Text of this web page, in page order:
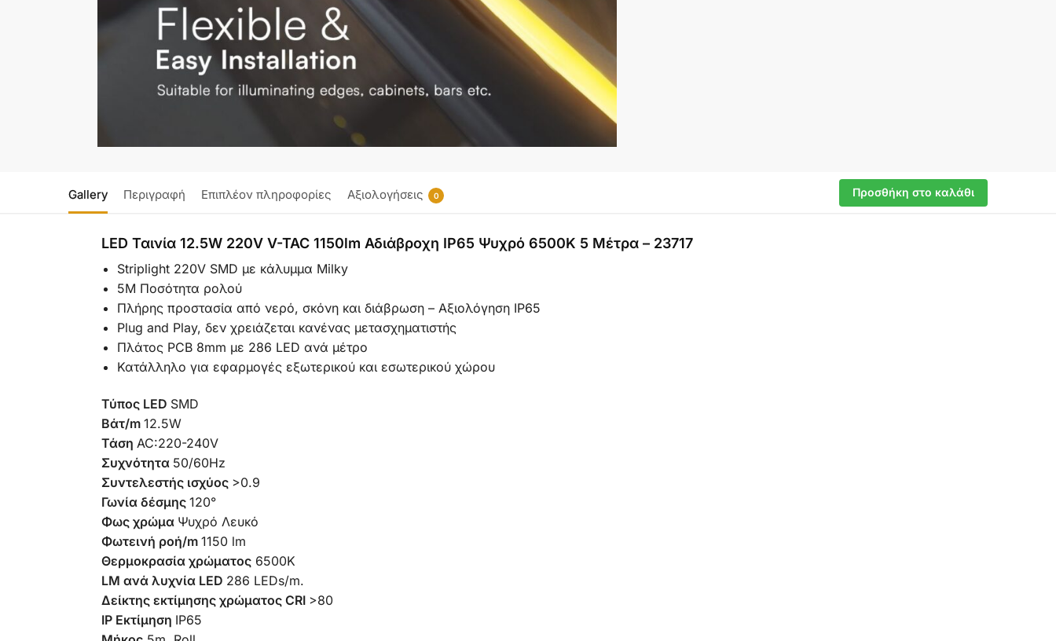
Gallery Περιγραφή Επιπλέον πληροφορίες Αξιολογήσεις 0 Προσθήκη στο καλάθι
LED Ταινία 12.5W 220V V-TAC 1150lm Αδιάβροχη IP65 Ψυχρό 6500K 5 Μέτρα – 23717
Striplight 220V SMD με κάλυμμα Milky
5M Ποσότητα ρολού
Πλήρης προστασία από νερό, σκόνη και διάβρωση – Αξιολόγηση IP65
Plug and Play, δεν χρειάζεται κανένας μετασχηματιστής
Πλάτος PCB 8mm με 286 LED ανά μέτρο
Κατάλληλο για εφαρμογές εξωτερικού και εσωτερικού χώρου
Τύπος LED SMD
Βάτ/m 12.5W
Τάση AC:220-240V
Συχνότητα 50/60Hz
Συντελεστής ισχύος >0.9
Γωνία δέσμης 120°
Φως χρώμα Ψυχρό Λευκό
Φωτεινή ροή/m 1150 lm
Θερμοκρασία χρώματος6500K
LM ανά λυχνία LED 286 LEDs/m.
Δείκτης εκτίμησης χρώματος CRI >80
IP Εκτίμηση IP65